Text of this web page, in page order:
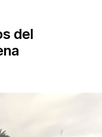
del